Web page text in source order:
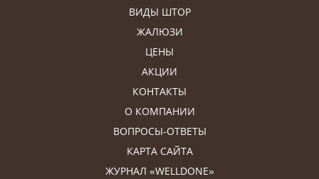
ВИДЫ ШТОР
ЖАЛЮЗИ
ЦЕНЫ
АКЦИИ
КОНТАКТЫ
О КОМПАНИИ
ВОПРОСЫ-ОТВЕТЫ
КАРТА САЙТА
ЖУРНАЛ «WELLDONE»